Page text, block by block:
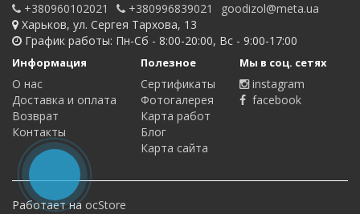
+380960102021 +380996839021
goodizol@meta.ua
Харьков, ул. Сергея Тархова, 13
График работы: Пн-Сб - 8:00-20:00, Вс - 9:00-17:00
Информация
О нас
Доставка и оплата
Возврат
Контакты
Полезное
Сертификаты
Фотогалерея
Карта работ
Блог
Карта сайта
Мы в соц. сетях
instagram
facebook
Работает на ocStore